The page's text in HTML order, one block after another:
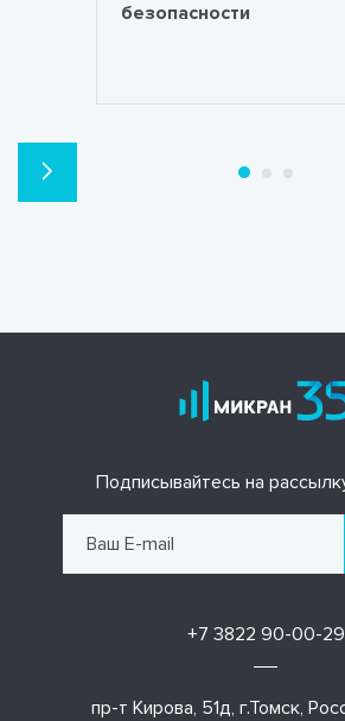
безопасности
Подписывайтесь на
+7 3822 90-00-29
пр-т Кирова, 51д, г.Томск,